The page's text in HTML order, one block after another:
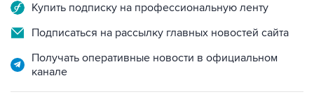
Купить подписку на профессиональную ленту
Подписаться на рассылку главных новостей сайта
Получать оперативные новости в официальном
канале